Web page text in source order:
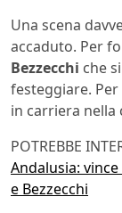
Una scena
accaduto. Per
Bezzecchi che
festeggiare.
in carriera nella
POTREBBE
Andalusia:
e Bezzecchi